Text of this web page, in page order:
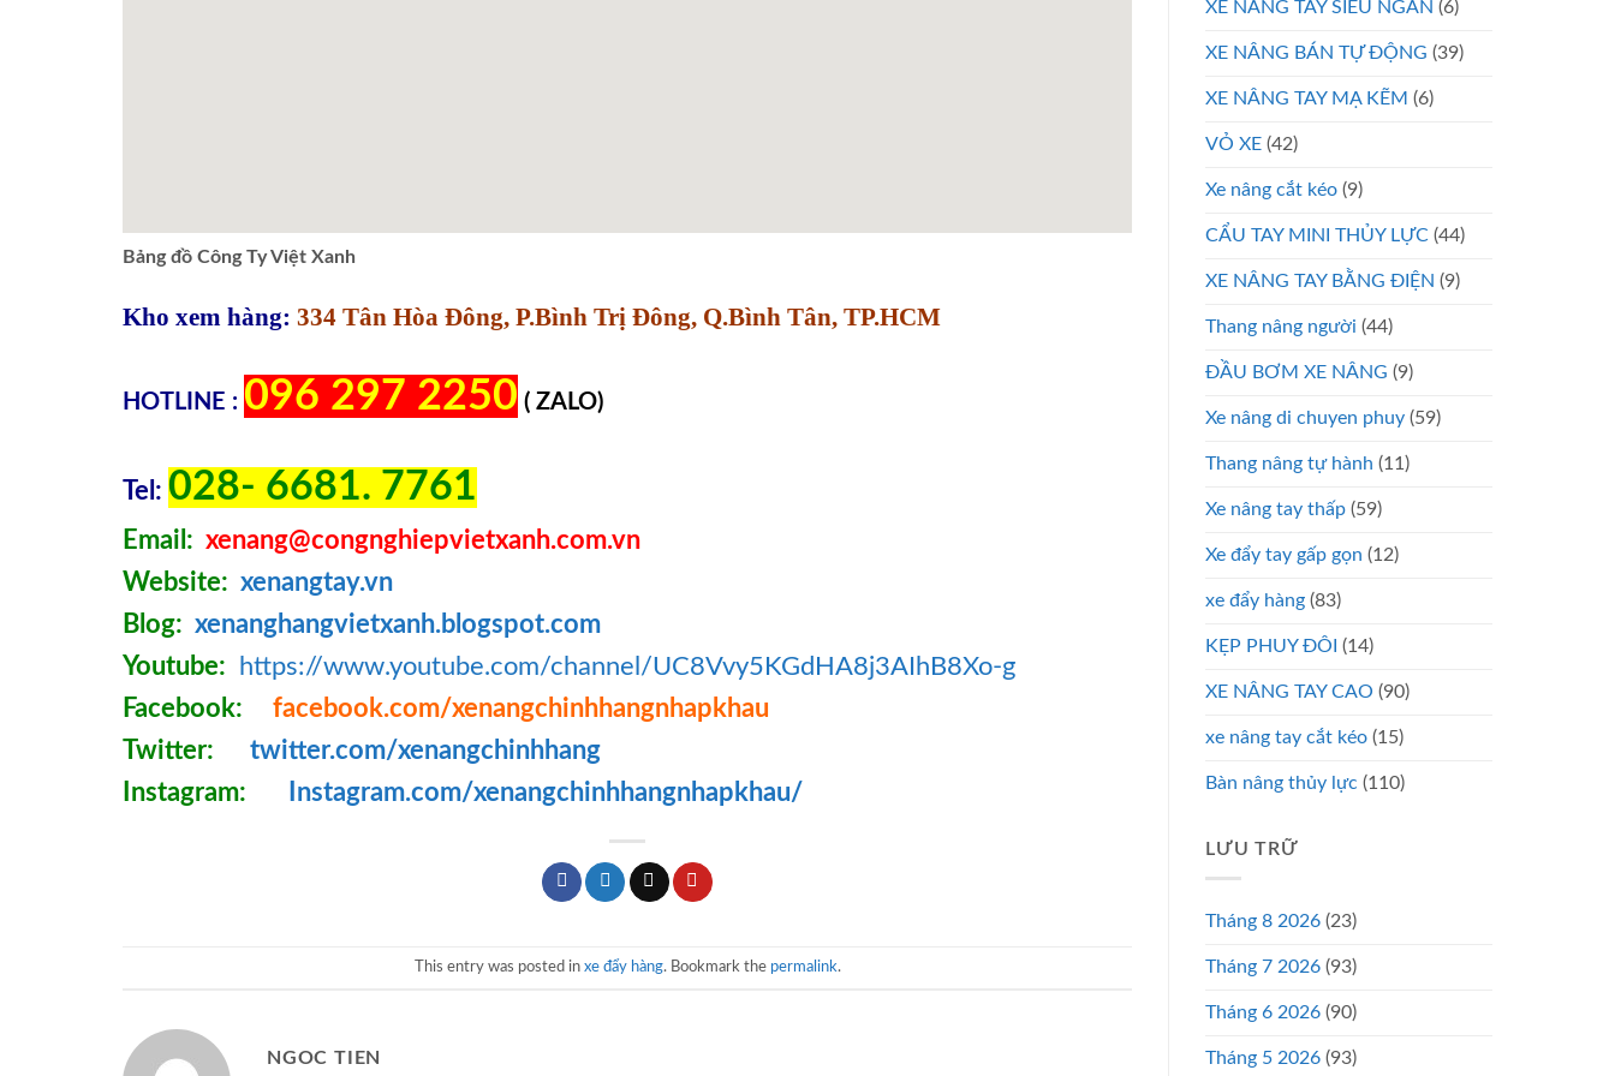
Bảng đồ Công Ty Việt Xanh
Kho xem hàng: 334 Tân Hòa Đông, P.Bình Trị Đông, Q.Bình Tân, TP.HCM
HOTLINE : 096 297 2250 ( ZALO)
Tel: 028- 6681. 7761
Email: xenang@congnghiepvietxanh.com.vn
Website: xenangtay.vn
Blog: xenanghangvietxanh.blogspot.com
Youtube:
https://www.youtube.com/channel/UC8Vvy5KGdHA8j3AIhB8Xo-g
Facebook:
facebook.com/xenangchinhhangnhapkhau
Twitter:
twitter.com/xenangchinhhang
Instagram:
Instagram.com/xenangchinhhangnhapkhau/
This entry was posted in xe đẩy hàng. Bookmark the permalink.
NGOC TIEN
XE NÂNG TAY SIÊU NGẮN (6)
XE NÂNG BÁN TỰ ĐỘNG (39)
XE NÂNG TAY MẠ KẼM (6)
VỎ XE (42)
Xe nâng cắt kéo (9)
CẨU TAY MINI THỦY LỰC (44)
XE NÂNG TAY BẰNG ĐIỆN (9)
Thang nâng người (44)
ĐẦU BƠM XE NÂNG (9)
Xe nâng di chuyen phuy (59)
Thang nâng tự hành (11)
Xe nâng tay thấp (59)
Xe đẩy tay gấp gọn (12)
xe đẩy hàng (83)
KẸP PHUY ĐÔI (14)
XE NÂNG TAY CAO (90)
xe nâng tay cắt kéo (15)
Bàn nâng thủy lực (110)
LƯU TRỮ
Tháng 8 2026 (23)
Tháng 7 2026 (93)
Tháng 6 2026 (90)
Tháng 5 2026 (93)